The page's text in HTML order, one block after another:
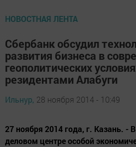
НОВОСТНАЯ ЛЕНТА
Сбербанк обсудил
развития бизнеса в
геополитических
резидентами Алабуги
Ильнур, 28 ноября 2014 - 10:49
27 ноября 2014 года, г. Казань. -
деловом центре особой